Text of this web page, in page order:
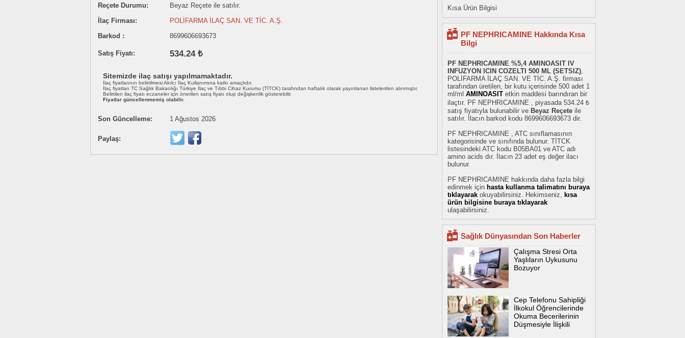
Reçete Durumu:
Beyaz Reçete ile satılır.
İlaç Firması:
POLİFARMA İLAÇ SAN. VE TİC. A.Ş.
Barkod :
8699606693673
Satış Fiyatı: 534.24 ₺
Sitemizde ilaç satışı yapılmamaktadır.
İlaç fiyatlarının belirtilmesi Akılcı İlaç Kullanımına katkı amaçlıdır.
İlaç fiyatları TC Sağlık Bakanlığı Türkiye İlaç ve Tıbbi Cihaz Kurumu (TİTCK) tarafından haftalık olarak yayınlanan listelerden alınmıştır.
Belirtilen ilaç fiyatı eczaneler için önerilen satış fiyatı olup değişkenlik gösterebilir.
Fiyatlar güncellenmemiş olabilir.
Son Güncelleme: 1 Ağustos 2026
Paylaş:
Kısa Ürün Bilgisi
PF NEPHRICAMINE Hakkında Kısa
Bilgi
PF NEPHRICAMINE %5,4 AMINOASIT IV
INFUZYON ICIN COZELTI 500 ML (SETSIZ),
POLİFARMA İLAÇ SAN. VE TİC. A.Ş. firması
tarafından üretilen, bir kutu içerisinde 500 adet 1
ml/ml AMINOASIT etkin maddesi barındıran bir
ilaçtır. PF NEPHRICAMINE , piyasada 534.24 ₺
satış fiyatıyla bulunabilir ve Beyaz Reçete ile
satılır. İlacın barkod kodu 8699606693673 dir.
PF NEPHRICAMINE , ATC sınıflamasının
kategorisinde ve sınıfında bulunur. TİTCK
listesindeki ATC kodu B05BA01 ve ATC adı
amino acids dır. İlacın 23 adet eş değer ilacı
bulunur.
PF NEPHRICAMINE hakkında daha fazla bilgi
edinmek için hasta kullanma talimatını buraya
tıklayarak okuyabilirsiniz. Hekimseniz, kısa
ürün bilgisine buraya tıklayarak
ulaşabilirsiniz.
Sağlık Dünyasından Son Haberler
Çalışma Stresi Orta
Yaşlıların Uykusunu
Bozuyor
Cep Telefonu Sahipliği
İlkokul Öğrencilerinde
Okuma Becerilerinin
Düşmesiyle İlişkili